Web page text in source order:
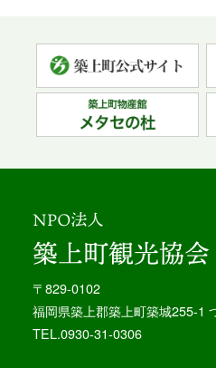
〒829-0102
福岡県築上郡築上町築城255-1
TEL.0930-31-0306